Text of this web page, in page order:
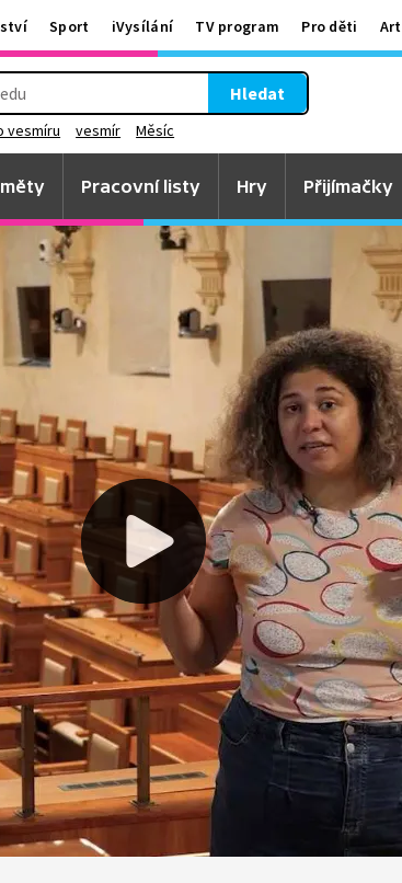
Sport iVysílání TV program Pro děti Art
Hledat
vesmíru vesmír Měsíc
Pracovní listy Hry Přijímačky